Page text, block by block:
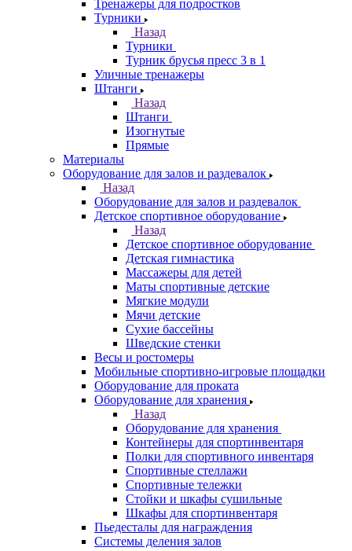
Тренажеры для подростков
Турники
Назад
Турники
Турник брусья пресс 3 в 1
Уличные тренажеры
Штанги
Назад
Штанги
Изогнутые
Прямые
Материалы
Оборудование для залов и раздевалок
Назад
Оборудование для залов и раздевалок
Детское спортивное оборудование
Назад
Детское спортивное оборудование
Детская гимнастика
Массажеры для детей
Маты спортивные детские
Мягкие модули
Мячи детские
Сухие бассейны
Шведские стенки
Весы и ростомеры
Мобильные спортивно-игровые площадки
Оборудование для проката
Оборудование для хранения
Назад
Оборудование для хранения
Контейнеры для спортинвентаря
Полки для спортивного инвентаря
Спортивные стеллажи
Спортивные тележки
Стойки и шкафы сушильные
Шкафы для спортинвентаря
Пьедесталы для награждения
Системы деления залов